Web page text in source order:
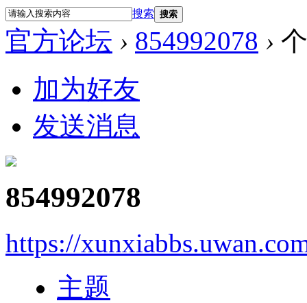
搜索 搜索
官方论坛 › 854992078 ›
加为好友
发送消息
854992078
https://
主题